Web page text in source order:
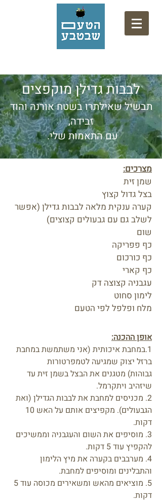
לבבות גדילן מוקפצים
תבשיל שאילתרו בשטח אורנה והוד
זבידה,
עם התאמות שלי.
מצרכים:
שמן זית
בצל גדול קצוץ
קערה ענקית מלאה לבבות גדילן (אפשר
לשלב גם עם גבעולים קצוצים)
שום
כף פפריקה
כף כורכום
כף קארי
עגבניה קצוצה דק
לימון סחוט
מלח ופלפל לפי הטעם
אופן ההכנה:
1.במחבת איכותית (אני משתמשת במחבת
ברזל יצוק שמגיעה לטמפרטורות
גבוהות) מטגנים את הבצל בשמן זית עד
שיזהיב ויתקרמל.
2. מכניסים למחבת את לבבות הגדילן (ואת
הגבעולים). מקפיצים אותם על האש 10
דקות.
3. מוסיפים את השום והעגבניה וממשיכים
להקפיץ עוד 5 דקות.
4. מערבבים בקערה את מיץ הלימון
והתבלינים ומוסיפים למחבת.
5. מוציאים מהאש ומשאירים מכוסה עוד 5
דקות.